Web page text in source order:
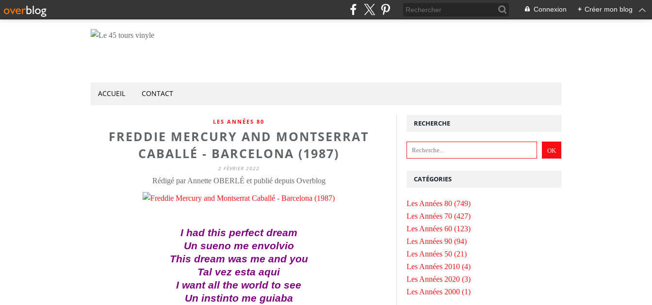
Connexion + Créer mon blog
ACCUEIL CONTACT
LES ANNÉES 80
FREDDIE MERCURY AND MONTSERRAT
CABALLÉ - BARCELONA (1987)
2 FÉVRIER 2022
Rédigé par Annette OBERLÉ et publié depuis Overblog
I had this perfect dream
Un sueno me envolvio
This dream was me and you
Tal vez esta aqui
I want all the world to see
Un instinto me guiaba
RECHERCHE
CATÉGORIES
Les Années 80 (749)
Les Années 70 (427)
Les Années 60 (123)
Les Années 90 (94)
Les Années 50 (21)
Les Années 2010 (4)
Les Années 2020 (3)
Les Années 2000 (1)